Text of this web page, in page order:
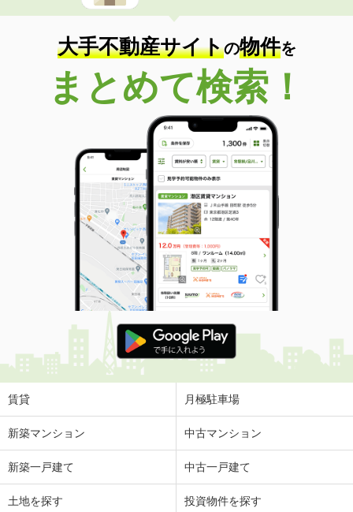
大手不動産サイトの物件を
まとめて検索！
賃貸 月極駐車場
新築マンション 中古マンション
新築一戸建て 中古一戸建て
土地を探す 投資物件を探す